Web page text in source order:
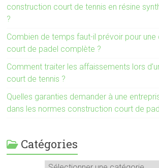
construction court de tennis en résine
?
Combien de temps faut-il prévoir pour
court de padel complète ?
Comment traiter les affaissements lors
court de tennis ?
Quelles garanties demander à une
dans les normes construction court de
Catégories